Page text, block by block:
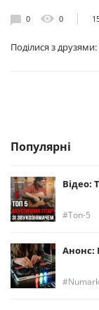
0 0
Поділися з друзями:
Популярні
Відео:
Топ-5
Анонс: